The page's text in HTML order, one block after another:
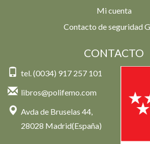
Mi cuenta
Contacto de seguridad
CONTACTO
tel. (0034) 917 257 101
libros@polifemo.com
Avda de Bruselas 44,
28028 Madrid(España)